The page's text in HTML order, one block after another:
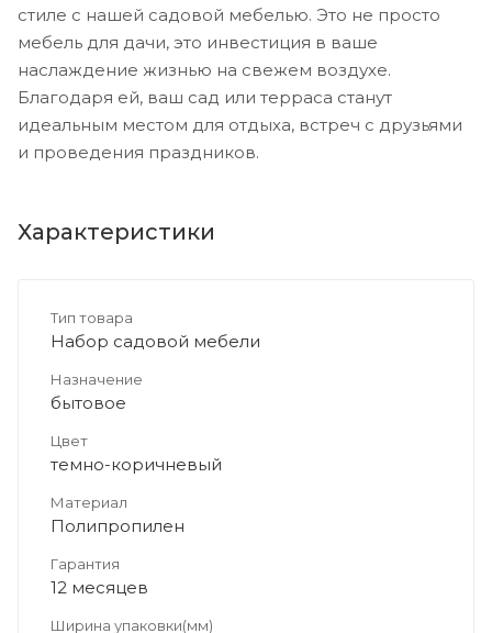
стиле с нашей садовой мебелью. Это не просто
мебель для дачи, это инвестиция в ваше
наслаждение жизнью на свежем воздухе.
Благодаря ей, ваш сад или терраса станут
идеальным местом для отдыха, встреч с друзьями
и проведения праздников.
Характеристики
Тип товара
Набор садовой мебели
Назначение
бытовое
Цвет
темно-коричневый
Материал
Полипропилен
Гарантия
12 месяцев
Ширина упаковки(мм)